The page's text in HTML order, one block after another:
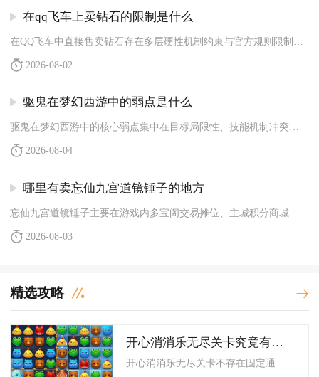
在qq飞车上卖钻石的限制是什么
2026-08-02
驱鬼在梦幻西游中的弱点是什么
驱鬼在梦幻西游中的核心弱点集中在目标局限性、技能机制冲突、实...
2026-08-04
哪里有卖忘仙九宫道镜锤子的地方
2026-08-03
精选攻略
开心消消乐无尽关卡究竟有多少关需要过